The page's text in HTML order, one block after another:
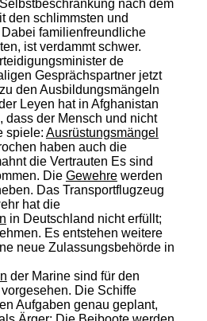
nach dem
den schlimmsten und
familienfreundliche
ist verdammt schwer.
de
Gesprächspartner jetzt
den Ausbildungsmängeln
Leyen hat in Afghanistan
dass der Mensch und nicht
spiele: Ausrüstungsmängel
haben auch die
die Vertrauten Es sind
Die Gewehrewerden
Das Transportflugzeug
hat die
in Deutschland nicht erfüllt;
Es entstehen weitere
neue Zulassungsbehörde in
der Marine sind für den
vorgesehen. Die Schiffe
Aufgaben genau geplant,